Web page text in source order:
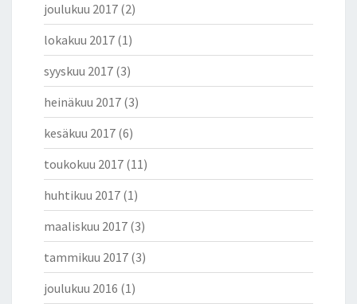
joulukuu 2017 (2)
lokakuu 2017 (1)
syyskuu 2017 (3)
heinäkuu 2017 (3)
kesäkuu 2017 (6)
toukokuu 2017 (11)
huhtikuu 2017 (1)
maaliskuu 2017 (3)
tammikuu 2017 (3)
joulukuu 2016 (1)